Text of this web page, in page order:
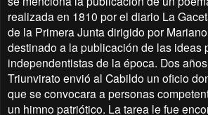
realizada en 1810 por el diario La
de la Primera Junta dirigido por
destinado a la publicación de las ideas
independentistas de la época. Dos
Triunvirato envió al Cabildo un oficio
que se convocara a personas
un himno patriótico. La tarea le fue